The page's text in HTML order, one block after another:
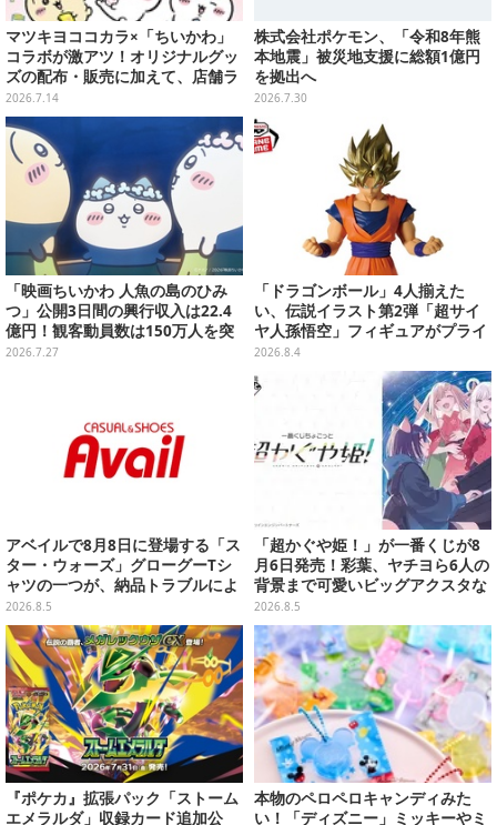
マツキヨココカラ×「ちいかわ」
コラボが激アツ！オリジナルグッ
ズの配布・販売に加えて、店舗ラ
ッピングや”花火打ち上げ”まで盛
り沢山
2026.7.14
株式会社ポケモン、「令和8年熊
本地震」被災地支援に総額1億円
を拠出へ
2026.7.30
「映画ちいかわ 人魚の島のひみ
つ」公開3日間の興行収入は22.4
億円！観客動員数は150万人を突
破
2026.7.27
「ドラゴンボール」4人揃えた
い、伝説イラスト第2弾「超サイ
ヤ人孫悟空」フィギュアがプライ
ズ展開！ビッグサイズの「筋斗
雲」エアぐるみも
2026.8.4
アベイルで8月8日に登場する「ス
ター・ウォーズ」グローグーTシ
ャツの一つが、納品トラブルによ
り販売日変更へ
2026.8.5
「超かぐや姫！」が一番くじが8
月6日発売！彩葉、ヤチヨら6人の
背景まで可愛いビッグアクスタな
ど
2026.8.5
『ポケカ』拡張パック「ストーム
エメラルダ」収録カード追加公
本物のペロペロキャンディみた
い！「ディズニー」ミッキーやミ